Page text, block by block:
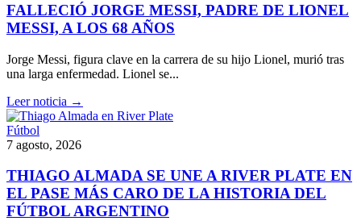
FALLECIÓ JORGE MESSI, PADRE DE LIONEL
MESSI, A LOS 68 AÑOS
Jorge Messi, figura clave en la carrera de su hijo Lionel, murió tras
una larga enfermedad. Lionel se...
Leer noticia →
Fútbol
7 agosto, 2026
THIAGO ALMADA SE UNE A RIVER PLATE EN
EL PASE MÁS CARO DE LA HISTORIA DEL
FÚTBOL ARGENTINO